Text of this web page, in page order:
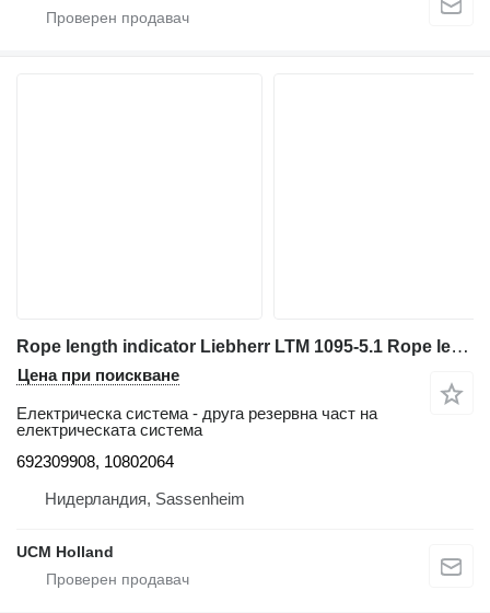
Rope length indicator Liebherr LTM 1095-5.1 Rope length indicator 692309908 за автокран
Цена при поискване
Електрическа система - друга резервна част на
електрическата система
692309908, 10802064
Нидерландия, Sassenheim
UCM Holland